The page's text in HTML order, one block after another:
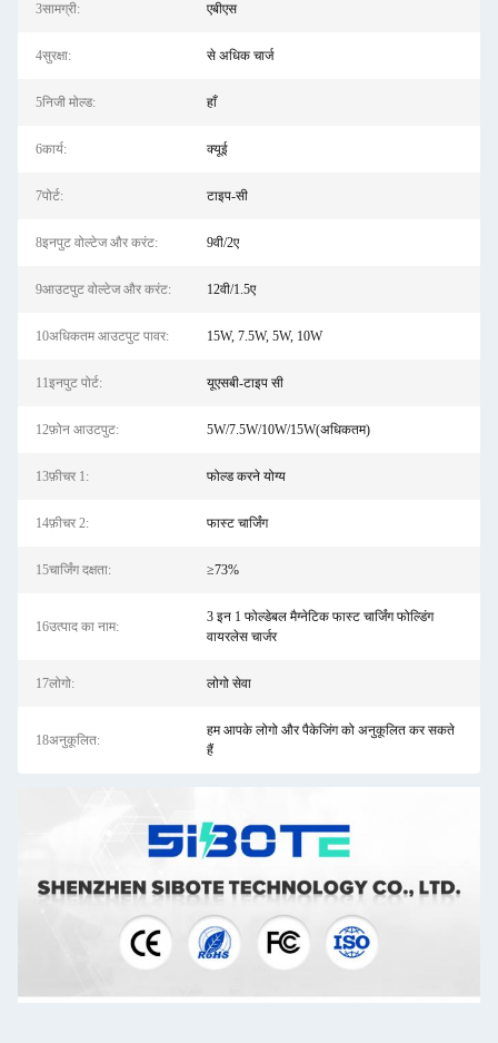
3सामग्री: एबीएस
4सुरक्षा: से अधिक चार्ज
5निजी मोल्ड: हाँ
6कार्य: क्यूई
7पोर्ट: टाइप-सी
8इनपुट वोल्टेज और करंट: 9वी/2ए
9आउटपुट वोल्टेज और करंट: 12वी/1.5ए
10अधिकतम आउटपुट पावर: 15W, 7.5W, 5W, 10W
11इनपुट पोर्ट: यूएसबी-टाइप सी
12फ़ोन आउटपुट: 5W/7.5W/10W/15W(अधिकतम)
13फ़ीचर 1: फोल्ड करने योग्य
14फ़ीचर 2: फास्ट चार्जिंग
15चार्जिंग दक्षता: ≥73%
16उत्पाद का नाम:
3 इन 1 फोल्डेबल मैग्नेटिक फास्ट चार्जिंग फोल्डिंग
वायरलेस चार्जर
17लोगो: लोगो सेवा
18अनुकूलित:
हम आपके लोगो और पैकेजिंग को अनुकूलित कर सकते
हैं